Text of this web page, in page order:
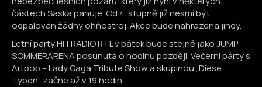
částech Saska panuje. Od 4. stupně již nesmí být
odpalován žádný ohňostroj. Akce bude nahrazena jindy.
Letní party HITRADIO RTL v pátek bude stejně jako JUMP
SOMMERARENA posunuta o hodinu později. Večerní párty s
Artpop – Lady Gaga Tribute Show a skupinou „Diese
Typen“ začne až v 19 hodin.